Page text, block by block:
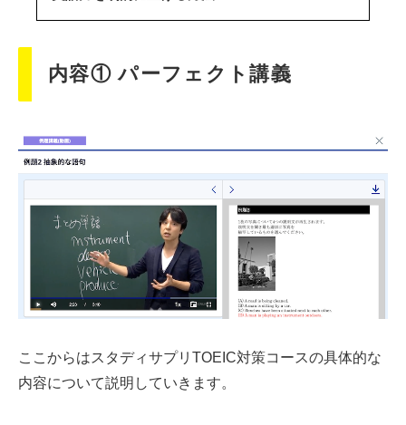
内容① パーフェクト講義
ここからはスタディサプリTOEIC対策コースの具体的な
内容について説明していきます。